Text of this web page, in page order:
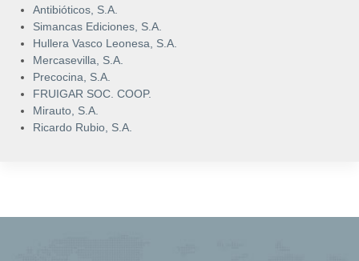
Antibióticos, S.A.
Simancas Ediciones, S.A.
Hullera Vasco Leonesa, S.A.
Mercasevilla, S.A.
Precocina, S.A.
FRUIGAR SOC. COOP.
Mirauto, S.A.
Ricardo Rubio, S.A.